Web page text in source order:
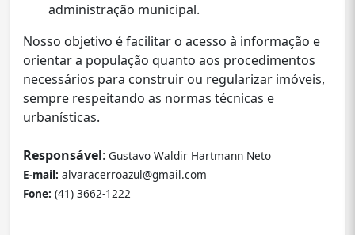
administração municipal.
Nosso objetivo é facilitar o acesso à informação e
orientar a população quanto aos procedimentos
necessários para construir ou regularizar imóveis,
sempre respeitando as normas técnicas e
urbanísticas.
Responsável: Gustavo Waldir Hartmann Neto
E-mail: alvaracerroazul@gmail.com
Fone: (41) 3662-1222